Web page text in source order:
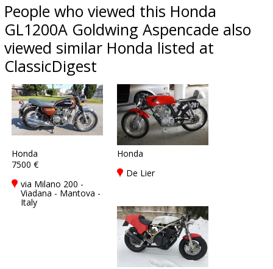
People who viewed this Honda
GL1200A Goldwing Aspencade also
viewed similar Honda listed at
ClassicDigest
Honda
7500 €
via Milano 200 -
Viadana - Mantova -
Italy
Honda
De Lier